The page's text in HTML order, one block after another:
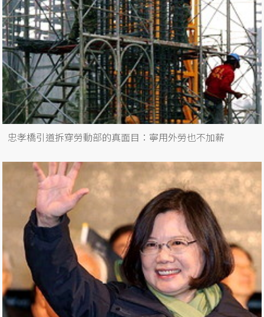
忠孝橋引道拆穿勞動部的真面目：寧用外勞也不加薪